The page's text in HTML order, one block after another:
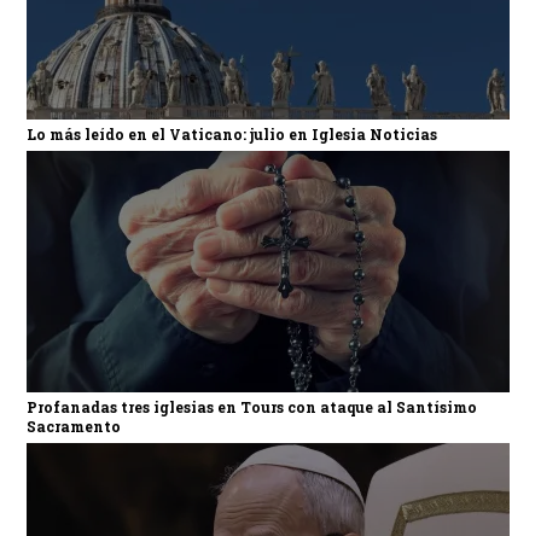
Lo más leído en el Vaticano: julio en Iglesia Noticias
Profanadas tres iglesias en Tours con ataque al Santísimo
Sacramento